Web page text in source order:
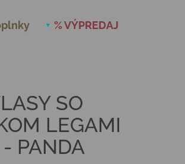
% VÝPREDAJ
SO
LEGAMI
PANDA